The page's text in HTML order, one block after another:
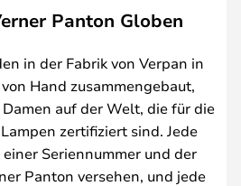
Panton Globen
in der Fabrik von Verpan in
Hand zusammengebaut,
auf der Welt, die für die
zertifiziert sind. Jede
Seriennummer und der
Panton versehen, und jede